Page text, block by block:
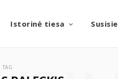
Istorinė tiesa
TAG